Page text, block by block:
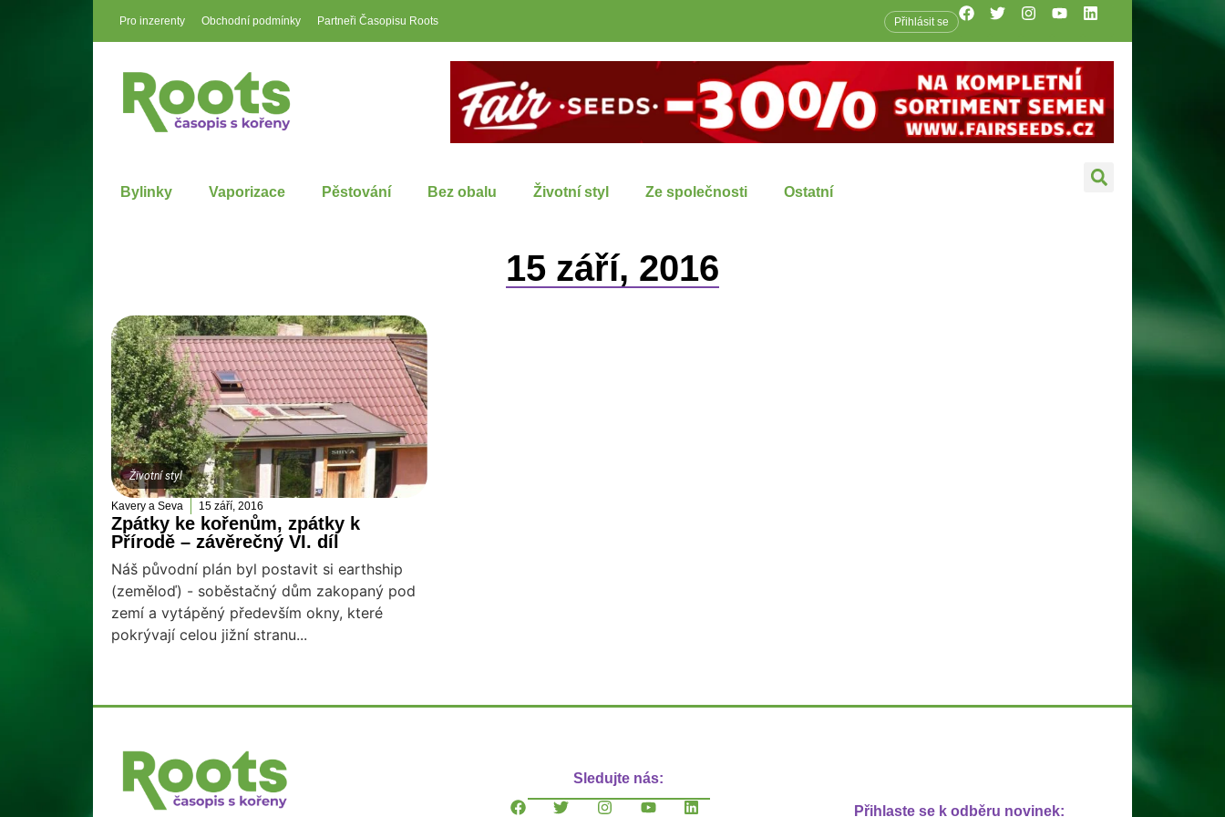
Pro inzerenty Obchodní podmínky Partneři Časopisu Roots Přihlásit se
Bylinky Vaporizace Pěstování Bez obalu Životní styl Ze společnosti Ostatní
15 září, 2016
Životní styl
Kavery a Seva 15 září, 2016
Zpátky ke kořenům, zpátky k
Přírodě – závěrečný VI. díl
Náš původní plán byl postavit si earthship
(zeměloď) - soběstačný dům zakopaný pod
zemí a vytápěný především okny, které
pokrývají celou jižní stranu...
Sledujte nás:
Přihlaste se k odběru novinek: